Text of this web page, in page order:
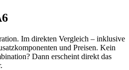
Im direkten Vergleich – inklusive
und Preisen. Kein
Dann erscheint direkt das